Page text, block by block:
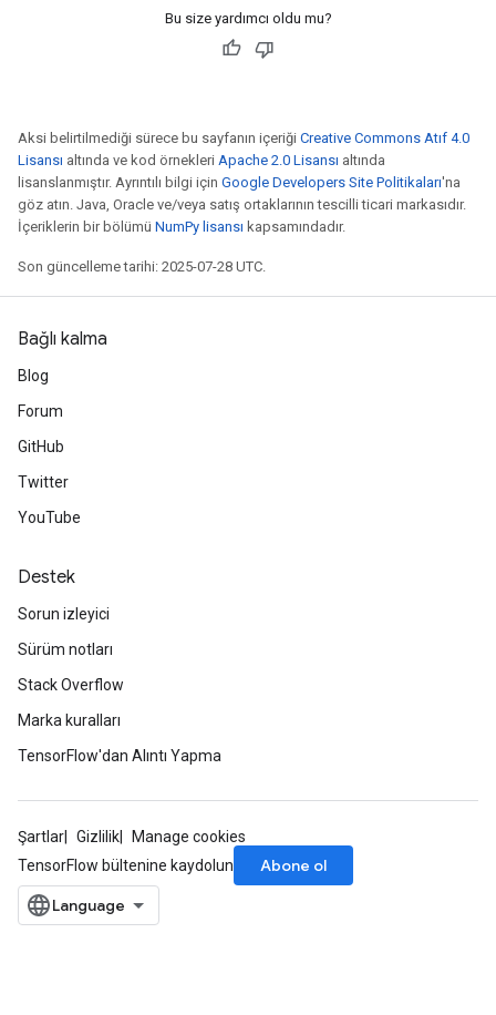
Bu size yardımcı oldu mu?
Aksi belirtilmediği sürece bu sayfanın içeriği Creative Commons Atıf 4.0
Lisansı altında ve kod örnekleri Apache 2.0 Lisansı altında
lisanslanmıştır. Ayrıntılı bilgi için Google Developers Site Politikaları'na
göz atın. Java, Oracle ve/veya satış ortaklarının tescilli ticari markasıdır.
İçeriklerin bir bölümü NumPy lisansı kapsamındadır.
Son güncelleme tarihi: 2025-07-28 UTC.
Bağlı kalma
Blog
Forum
GitHub
Twitter
YouTube
Destek
Sorun izleyici
Sürüm notları
Stack Overflow
Marka kuralları
TensorFlow'dan Alıntı Yapma
Şartlar Gizlilik
Manage cookies
TensorFlow bültenine kaydolun
Abone ol